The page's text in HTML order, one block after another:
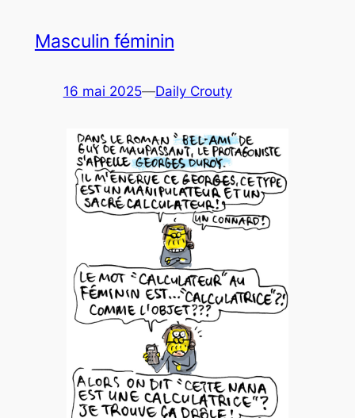
Masculin féminin
16 mai 2025—Daily Crouty